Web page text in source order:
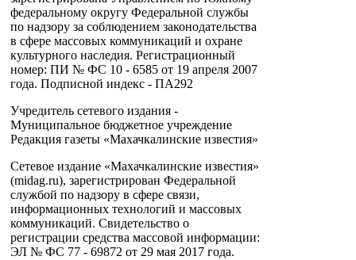
федеральному округу Федеральной службы
по надзору за соблюдением законодательства
в сфере массовых коммуникаций и охране
культурного наследия. Регистрационный
номер: ПИ № ФС 10 - 6585 от 19 апреля 2007
года. Подписной индекс - ПА292
Учредитель сетевого издания -
Муниципальное бюджетное учреждение
Редакция газеты «Махачкалинские известия»
Сетевое издание «Махачкалинские известия»
(midag.ru), зарегистрирован Федеральной
службой по надзору в сфере связи,
информационных технологий и массовых
коммуникаций. Свидетельство о
регистрации средства массовой информации:
ЭЛ № ФС 77 - 69872 от 29 мая 2017 года.